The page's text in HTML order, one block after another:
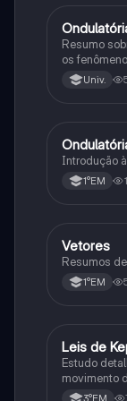
Física
Resumo
os
Univ.
OFísica
Introdução
1°EM
Física
Vetores
Resumos
1°EM
LCiência
Leis de
Estudo
movimento
corpos3°EM